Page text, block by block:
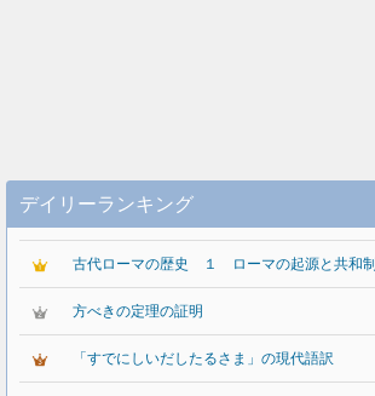
デイリーランキング
古代ローマの歴史 １ ローマの起源と共和制
方べきの定理の証明
「すでにしいだしたるさま」の現代語訳